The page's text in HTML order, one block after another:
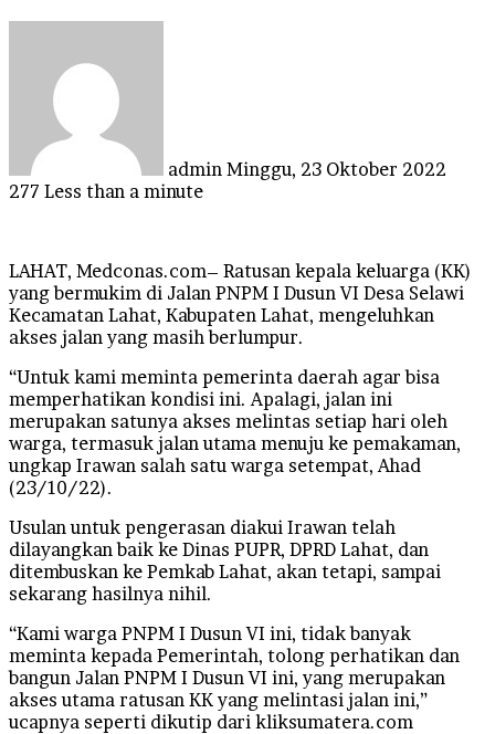
admin Minggu, 23 Oktober 2022
277 Less than a minute
LAHAT, Medconas.com– Ratusan kepala keluarga (KK)
yang bermukim di Jalan PNPM I Dusun VI Desa Selawi
Kecamatan Lahat, Kabupaten Lahat, mengeluhkan
akses jalan yang masih berlumpur.
“Untuk kami meminta pemerinta daerah agar bisa
memperhatikan kondisi ini. Apalagi, jalan ini
merupakan satunya akses melintas setiap hari oleh
warga, termasuk jalan utama menuju ke pemakaman,
ungkap Irawan salah satu warga setempat, Ahad
(23/10/22).
Usulan untuk pengerasan diakui Irawan telah
dilayangkan baik ke Dinas PUPR, DPRD Lahat, dan
ditembuskan ke Pemkab Lahat, akan tetapi, sampai
sekarang hasilnya nihil.
“Kami warga PNPM I Dusun VI ini, tidak banyak
meminta kepada Pemerintah, tolong perhatikan dan
bangun Jalan PNPM I Dusun VI ini, yang merupakan
akses utama ratusan KK yang melintasi jalan ini,”
ucapnya seperti dikutip dari kliksumatera.com